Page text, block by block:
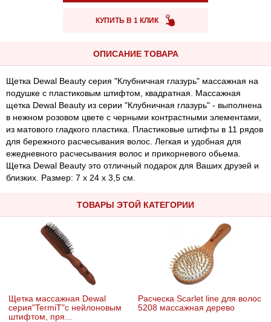
КУПИТЬ В 1 КЛИК
ОПИСАНИЕ ТОВАРА
Щетка Dewal Beauty серия "Клубничная глазурь" массажная на
подушке с пластиковым штифтом, квадратная. Массажная
щетка Dewal Beauty из серии "Клубничная глазурь" - выполнена
в нежном розовом цвете с черными контрастными элементами,
из матового гладкого пластика. Пластиковые штифты в 11 рядов
для бережного расчесывания волос. Легкая и удобная для
ежедневного расчесывания волос и прикорневого обьема.
Щетка Dewal Beauty это отличный подарок для Ваших друзей и
близких. Размер: 7 х 24 х 3,5 см.
ТОВАРЫ ЭТОЙ КАТЕГОРИИ
Щетка массажная Dewal
серия"TermiT"с нейлоновым
штифтом, пря...
Расческа Scarlet line для волос
5208 массажная дерево